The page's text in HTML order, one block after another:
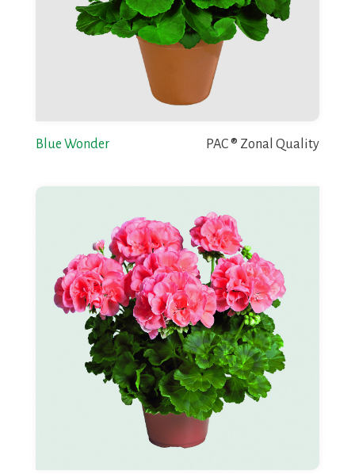
Blue Wonder PAC ® Zonal Quality